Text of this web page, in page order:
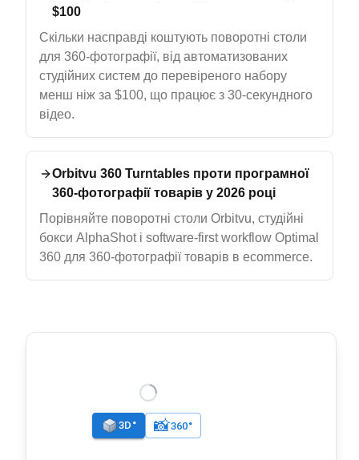
$100
Скільки насправді коштують поворотні столи
для 360-фотографії, від автоматизованих
студійних систем до перевіреного набору
менш ніж за $100, що працює з 30-секундного
відео.
Orbitvu 360 Turntables проти програмної
360-фотографії товарів у 2026 році
Порівняйте поворотні столи Orbitvu, студійні
бокси AlphaShot і software-first workflow Optimal
360 для 360-фотографії товарів в ecommerce.